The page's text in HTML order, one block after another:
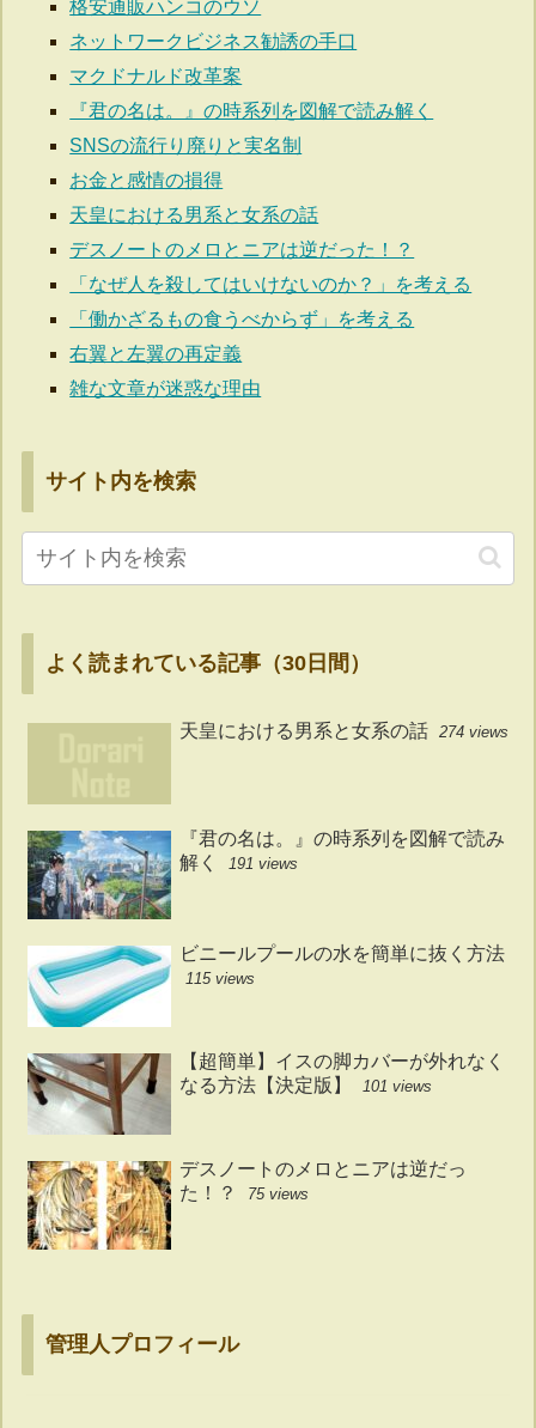
格安通販ハンコのウソ
ネットワークビジネス勧誘の手口
マクドナルド改革案
『君の名は。』の時系列を図解で読み解く
SNSの流行り廃りと実名制
お金と感情の損得
天皇における男系と女系の話
デスノートのメロとニアは逆だった！？
「なぜ人を殺してはいけないのか？」を考える
「働かざるもの食うべからず」を考える
右翼と左翼の再定義
雑な文章が迷惑な理由
サイト内を検索
よく読まれている記事（30日間）
天皇における男系と女系の話 274 views
『君の名は。』の時系列を図解で読み
解く
191 views
ビニールプールの水を簡単に抜く方法
115 views
【超簡単】イスの脚カバーが外れなく
なる方法【決定版】
101 views
デスノートのメロとニアは逆だっ
た！？
75 views
管理人プロフィール